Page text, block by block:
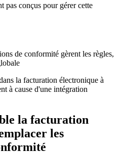
pas conçus pour gérer cette
de conformité gèrent les règles,
la facturation électronique à
à cause d'une intégration
la facturation
les